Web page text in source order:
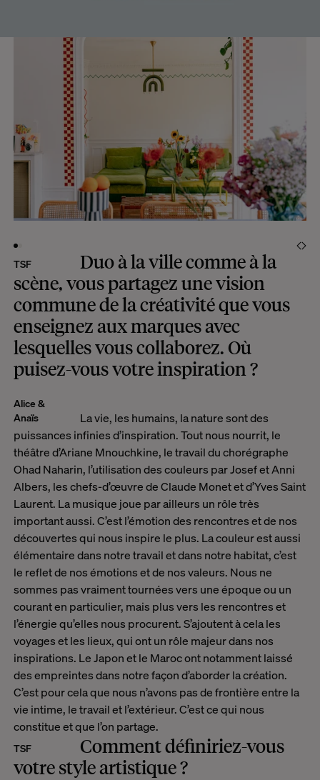
TSF
Duo à la ville comme à la
scène, vous partagez une vision
commune de la créativité que vous
enseignez aux marques avec
lesquelles vous collaborez. Où
puisez-vous votre inspiration ?
Alice &
Anaïs
La vie, les humains, la nature sont des
puissances infinies d’inspiration. Tout nous nourrit, le
théâtre d’Ariane Mnouchkine, le travail du chorégraphe
Ohad Naharin, l’utilisation des couleurs par Josef et Anni
Albers, les chefs-d’œuvre de Claude Monet et d’Yves Saint
Laurent. La musique joue par ailleurs un rôle très
important aussi. C’est l’émotion des rencontres et de nos
découvertes qui nous inspire le plus. La couleur est aussi
élémentaire dans notre travail et dans notre habitat, c’est
le reflet de nos émotions et de nos valeurs. Nous ne
sommes pas vraiment tournées vers une époque ou un
courant en particulier, mais plus vers les rencontres et
l’énergie qu’elles nous procurent. S’ajoutent à cela les
voyages et les lieux, qui ont un rôle majeur dans nos
inspirations. Le Japon et le Maroc ont notamment laissé
des empreintes dans notre façon d’aborder la création.
C’est pour cela que nous n’avons pas de frontière entre la
vie intime, le travail et l’extérieur. C’est ce qui nous
constitue et que l’on partage.
TSF
Comment définiriez-vous
votre style artistique ?